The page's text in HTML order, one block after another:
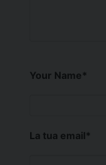
Your Name*
La tua email*